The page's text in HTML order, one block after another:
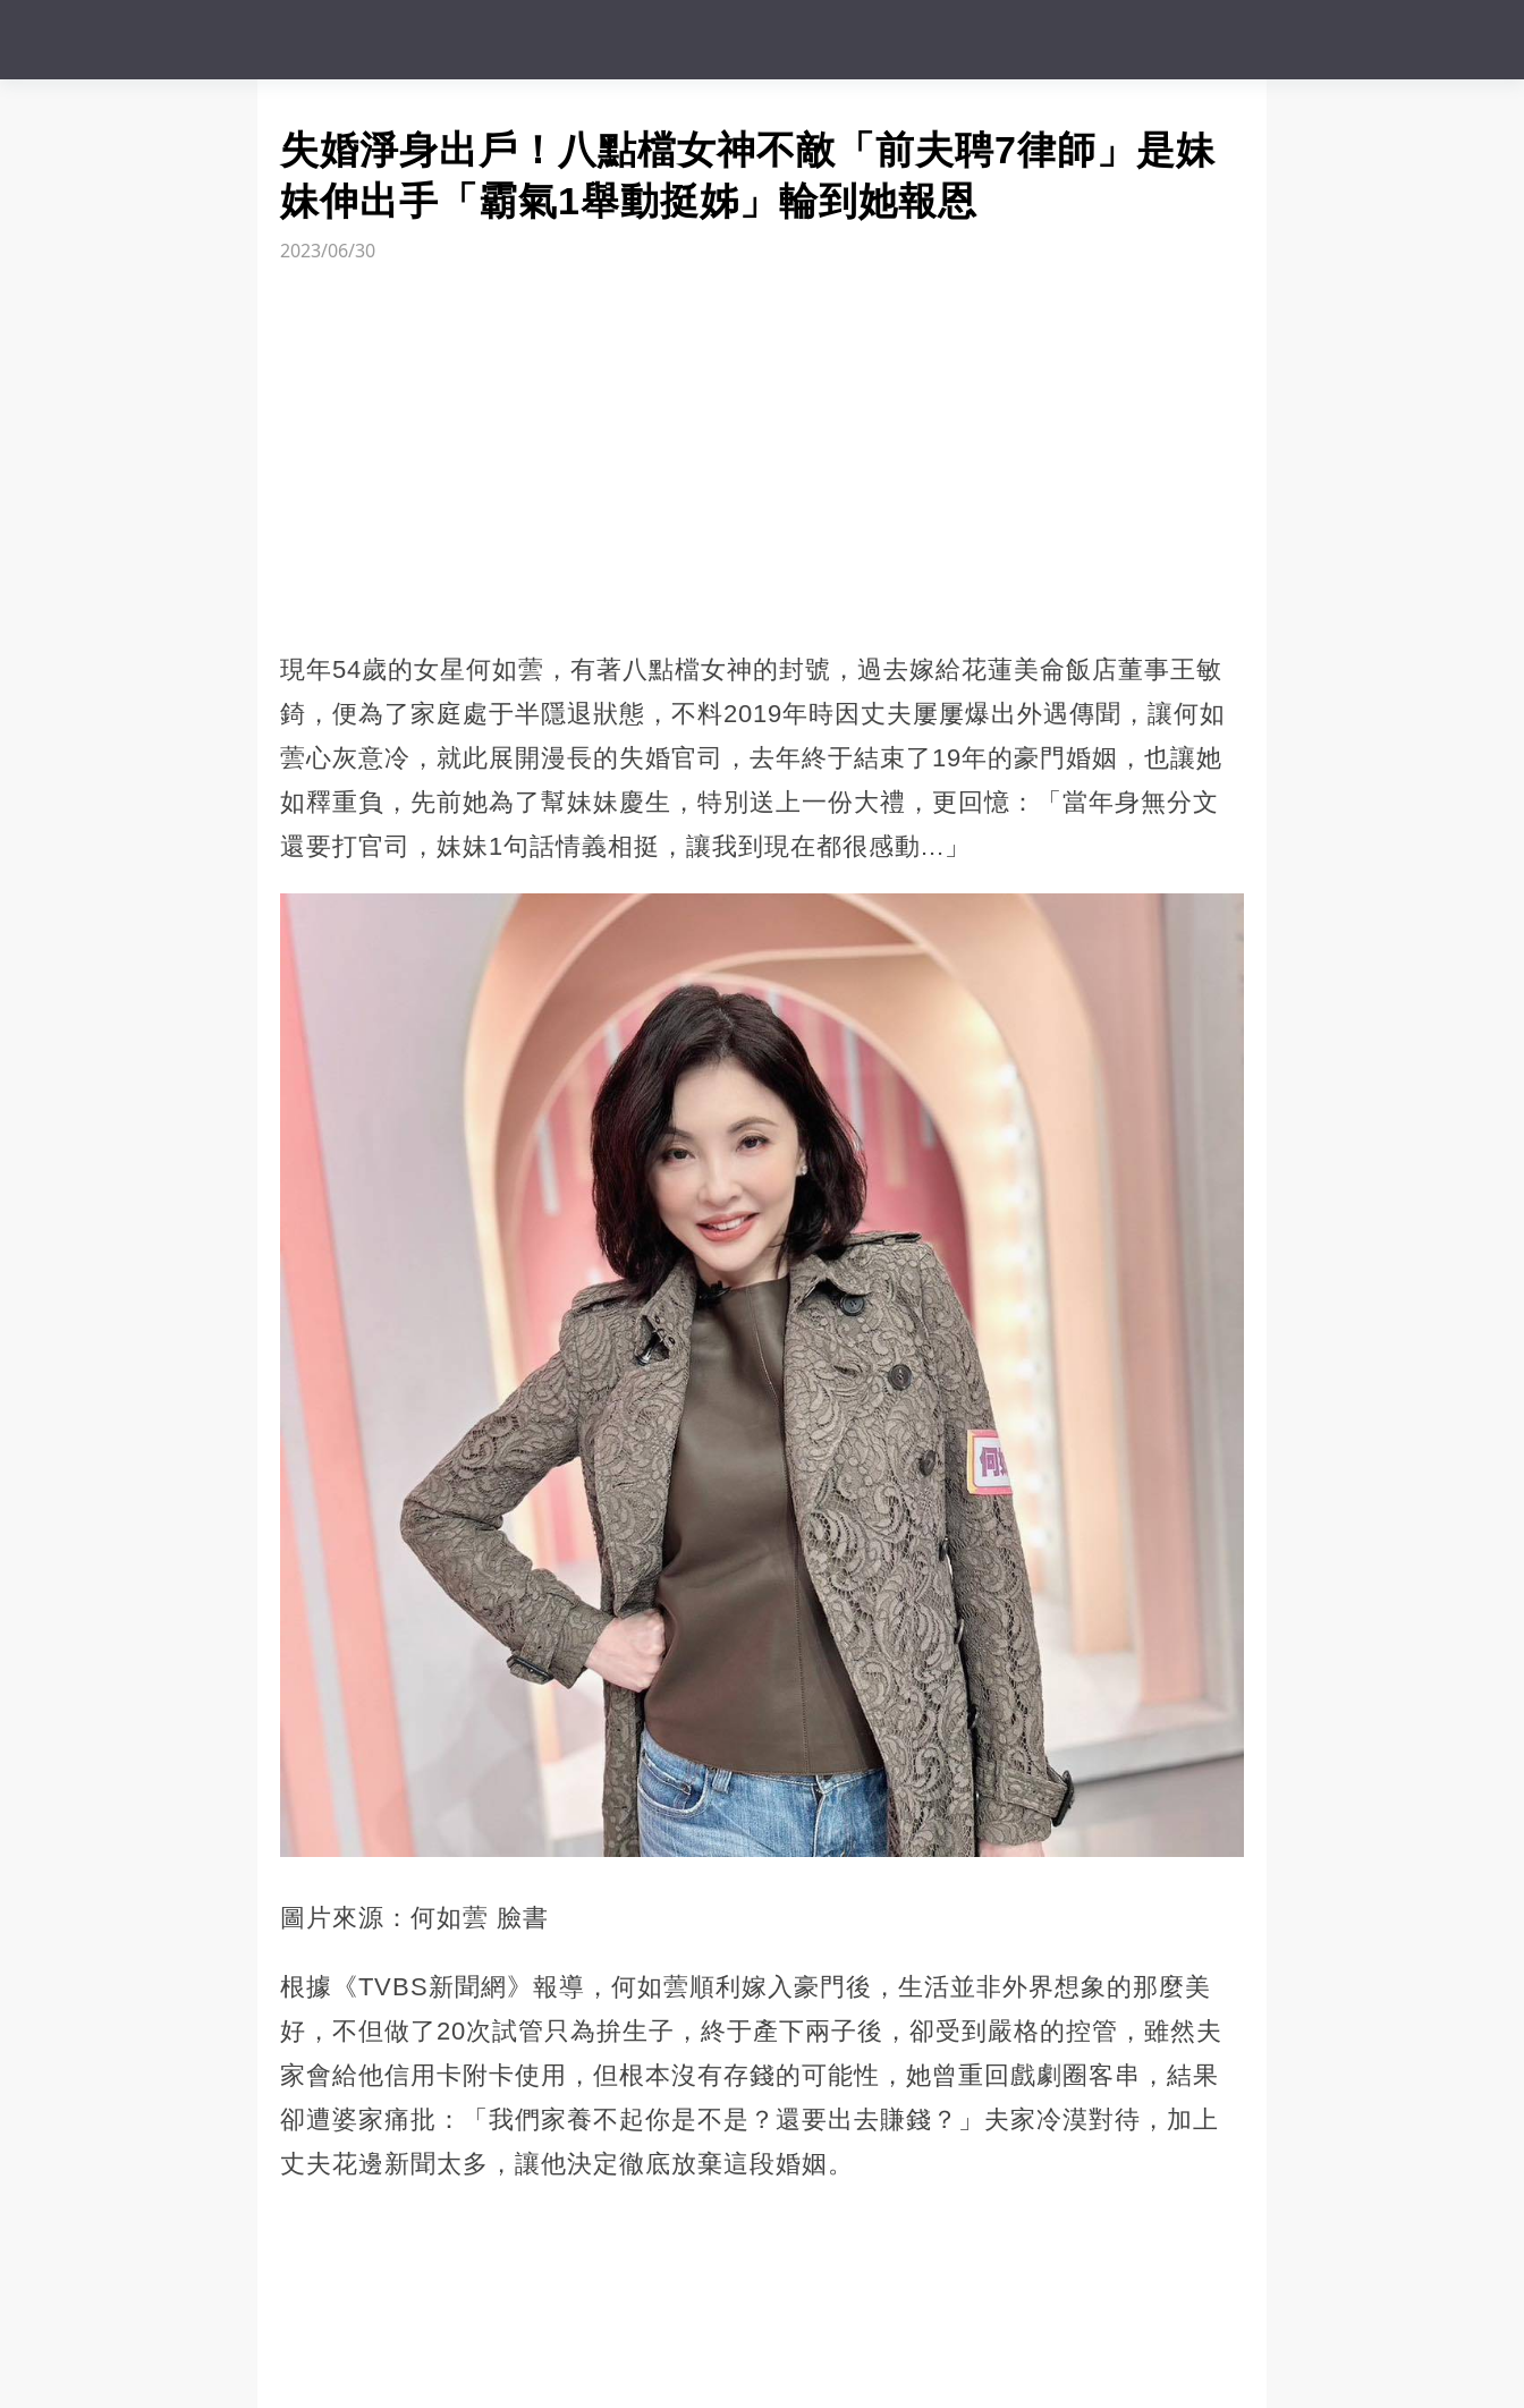
失婚淨身出戶！八點檔女神不敵「前夫聘7律師」是妹
妹伸出手「霸氣1舉動挺姊」輪到她報恩
2023/06/30
現年54歲的女星何如蕓，有著八點檔女神的封號，過去嫁給花蓮美侖飯店董事王敏
錡，便為了家庭處于半隱退狀態，不料2019年時因丈夫屢屢爆出外遇傳聞，讓何如
蕓心灰意冷，就此展開漫長的失婚官司，去年終于結束了19年的豪門婚姻，也讓她
如釋重負，先前她為了幫妹妹慶生，特別送上一份大禮，更回憶：「當年身無分文
還要打官司，妹妹1句話情義相挺，讓我到現在都很感動...」
圖片來源：何如蕓 臉書
根據《TVBS新聞網》報導，何如蕓順利嫁入豪門後，生活並非外界想象的那麼美
好，不但做了20次試管只為拚生子，終于產下兩子後，卻受到嚴格的控管，雖然夫
家會給他信用卡附卡使用，但根本沒有存錢的可能性，她曾重回戲劇圈客串，結果
卻遭婆家痛批：「我們家養不起你是不是？還要出去賺錢？」夫家冷漠對待，加上
丈夫花邊新聞太多，讓他決定徹底放棄這段婚姻。